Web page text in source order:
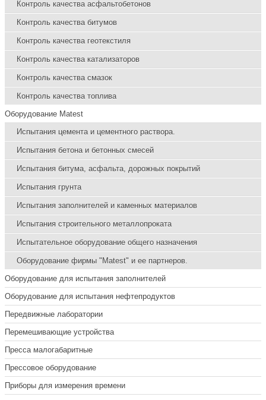
Контроль качества асфальтобетонов
Контроль качества битумов
Контроль качества геотекстиля
Контроль качества катализаторов
Контроль качества смазок
Контроль качества топлива
Оборудование Matest
Испытания цемента и цементного раствора.
Испытания бетона и бетонных смесей
Испытания битума, асфальта, дорожных покрытий
Испытания грунта
Испытания заполнителей и каменных материалов
Испытания строительного металлопроката
Испытательное оборудование общего назначения
Оборудование фирмы "Matest" и ее партнеров.
Оборудование для испытания заполнителей
Оборудование для испытания нефтепродуктов
Передвижные лаборатории
Перемешивающие устройства
Пресса малогабаритные
Прессовое оборудование
Приборы для измерения времени